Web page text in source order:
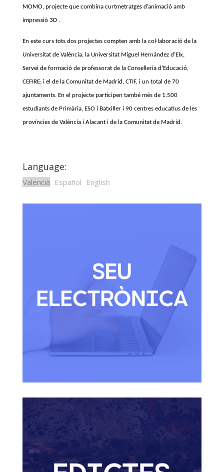
MOMO, projecte que combina curtmetratges d’animació amb
impressió 3D .
En este curs tots dos projectes compten amb la col·laboració de la
Universitat de València, la Universitat Miguel Hernández d’Elx,
Servei de formació de professorat de la Conselleria d’Educació,
CEFIRE; i el de la Comunitat de Madrid, CTIF, i un total de 70
ajuntaments. En el projecte participen també més de 1.500
estudiants de Primària, ESO i Batxiller i 90 centres educatius de les
províncies de València i Alacant i de la Comunitat de Madrid.
Language:
Valencià Español English